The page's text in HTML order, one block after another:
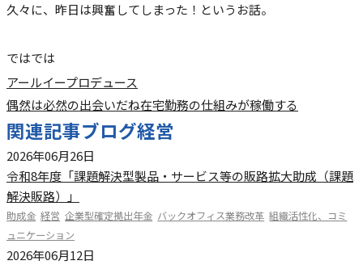
久々に、昨日は興奮してしまった！というお話。
ではでは
アールイープロデュース
偶然は必然の出会いだね在宅勤務の仕組みが稼働する
関連記事ブログ経営
2026年06月26日
令和8年度「課題解決型製品・サービス等の販路拡大助成（課題
解決販路）」
助成金 経営 企業型確定拠出年金 バックオフィス業務改革 組織活性化、コミ
ュニケーション
2026年06月12日